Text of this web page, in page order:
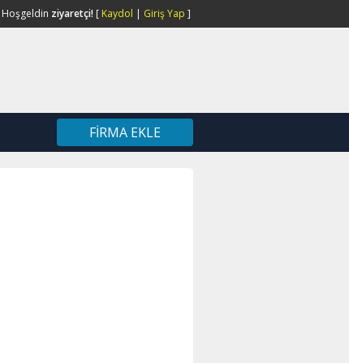
Hoşgeldin ziyaretçi! [ Kaydol | Giriş Yap ]
FIRMA EKLE